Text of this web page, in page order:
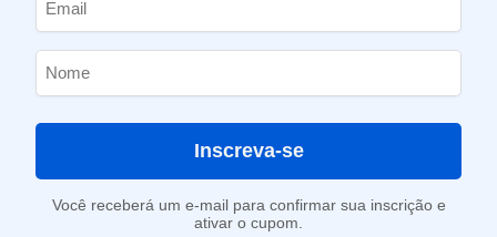
Inscreva-se
Você receberá um e-mail para confirmar sua inscrição e
ativar o cupom.